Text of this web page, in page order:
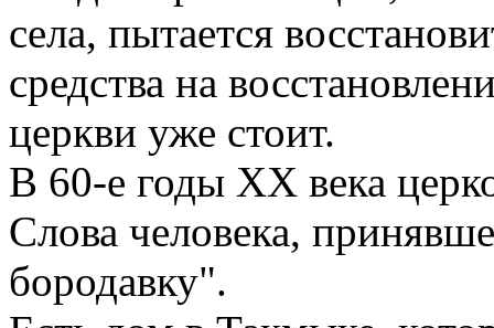
села, пытается
средства на
церкви уже стоит.
В 60-е годы ХХ века
Слова человека,
бородавку".